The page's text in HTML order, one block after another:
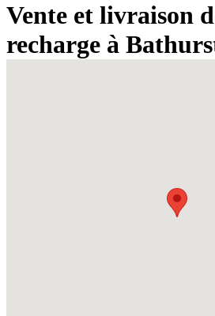
Vente et livraison
recharge à